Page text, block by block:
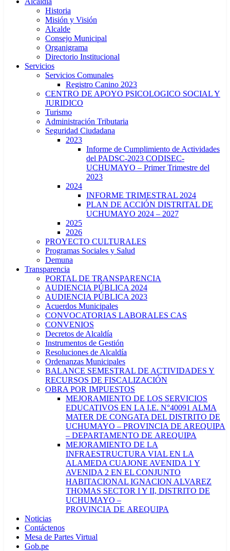
Historia
Misión y Visión
Alcalde
Consejo Municipal
Organigrama
Directorio Institucional
Servicios
Servicios Comunales
Registro Canino 2023
CENTRO DE APOYO PSICOLOGICO SOCIAL Y
JURIDICO
Turismo
Administración Tributaria
Seguridad Ciudadana
2023
Informe de Cumplimiento de Actividades
del PADSC-2023 CODISEC-
UCHUMAYO – Primer Trimestre del
2023
2024
INFORME TRIMESTRAL 2024
PLAN DE ACCIÓN DISTRITAL DE
UCHUMAYO 2024 – 2027
2025
2026
PROYECTO CULTURALES
Programas Sociales y Salud
Demuna
Transparencia
PORTAL DE TRANSPARENCIA
AUDIENCIA PÚBLICA 2024
AUDIENCIA PÚBLICA 2023
Acuerdos Municipales
CONVOCATORIAS LABORALES CAS
CONVENIOS
Decretos de Alcaldía
Instrumentos de Gestión
Resoluciones de Alcaldía
Ordenanzas Municipales
BALANCE SEMESTRAL DE ACTIVIDADES Y
RECURSOS DE FISCALIZACIÓN
OBRA POR IMPUESTOS
MEJORAMIENTO DE LOS SERVICIOS
EDUCATIVOS EN LA I.E. N°40091 ALMA
MATER DE CONGATA DEL DISTRITO DE
UCHUMAYO – PROVINCIA DE AREQUIPA
– DEPARTAMENTO DE AREQUIPA
MEJORAMIENTO DE LA
INFRAESTRUCTURA VIAL EN LA
ALAMEDA CUAJONE AVENIDA 1 Y
AVENIDA 2 EN EL CONJUNTO
HABITACIONAL IGNACION ALVAREZ
THOMAS SECTOR I Y II, DISTRITO DE
UCHUMAYO –
PROVINCIA DE AREQUIPA
Noticias
Contáctenos
Mesa de Partes Virtual
Gob.pe